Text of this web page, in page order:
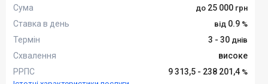
Сума
25 000
Ставка в день
0.9
Термін
3 - 30
Схвалення
високе
РРПС
9 313,5 - 238 201,4